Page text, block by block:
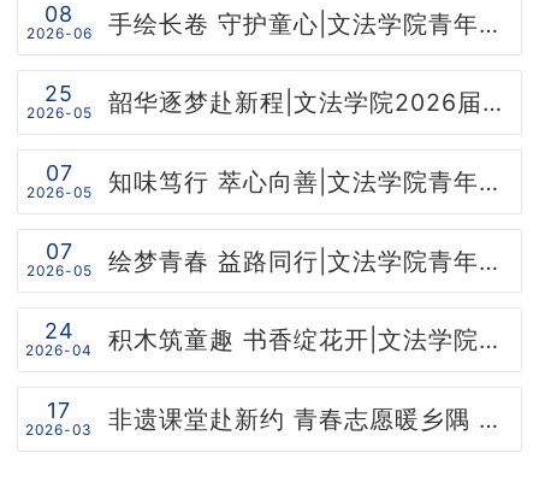
学院官网
08
2026-06 手绘长卷 守护童心|文法学院青年志愿者协会分会开展“手绘七彩长卷，守护石榴童心”主题志愿活动
25
2026-05 韶华逐梦赴新程|文法学院2026届毕业生风采展示
07
2026-05 知味笃行 萃心向善|文法学院青年志愿者协会分会开展“劳动教育与节约粮食”主题志愿活动
07
2026-05 绘梦青春 益路同行|文法学院青年志愿者协会分会开展“青春绘华章 奋进新征程”主题支教活动
24
2026-04 积木筑童趣 书香绽花开|文法学院青年志愿者协会分会开展主题支教活动
17
2026-03 非遗课堂赴新约 青春志愿暖乡隅 —— 为丁子涵同学的基层服务风采点赞